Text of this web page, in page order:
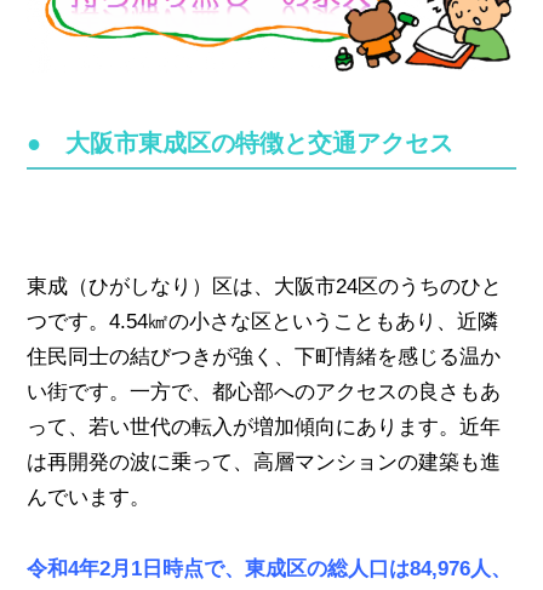
● 大阪市東成区の特徴と交通アクセス
東成（ひがしなり）区は、大阪市24区のうちのひと
つです。4.54㎢の小さな区ということもあり、近隣
住民同士の結びつきが強く、下町情緒を感じる温か
い街です。一方で、都心部へのアクセスの良さもあ
って、若い世代の転入が増加傾向にあります。近年
は再開発の波に乗って、高層マンションの建築も進
んでいます。
令和4年2月1日時点で、東成区の総人口は84,976人、